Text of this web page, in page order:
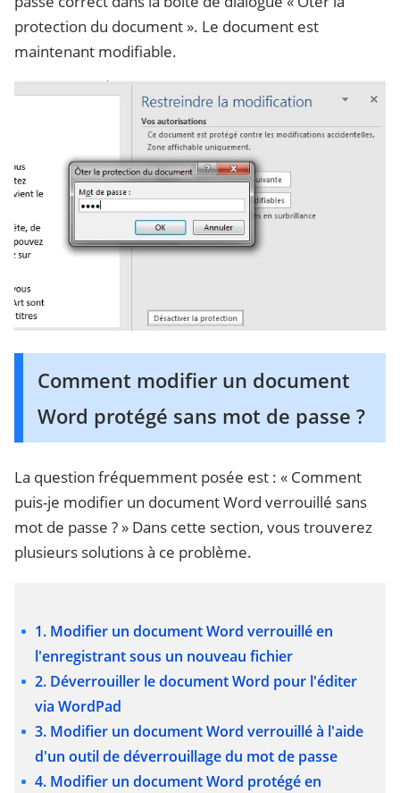
protection du document ». Le document est
maintenant modifiable.
Comment modifier un document
Word protégé sans mot de passe ?
La question fréquemment posée est : « Comment
puis-je modifier un document Word verrouillé sans
mot de passe ? » Dans cette section, vous trouverez
plusieurs solutions à ce problème.
1. Modifier un document Word verrouillé en
l'enregistrant sous un nouveau fichier
2. Déverrouiller le document Word pour l'éditer
via WordPad
3. Modifier un document Word verrouillé à l'aide
d'un outil de déverrouillage du mot de passe
4. Modifier un document Word protégé en